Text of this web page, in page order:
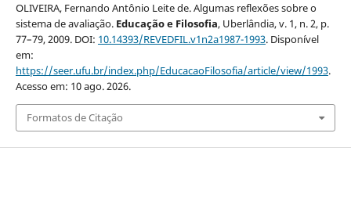
OLIVEIRA, Fernando Antônio Leite de. Algumas reflexões sobre o
sistema de avaliação. Educação e Filosofia, Uberlândia, v. 1, n. 2, p.
77–79, 2009. DOI: 10.14393/REVEDFIL.v1n2a1987-1993. Disponível
em:
https://seer.ufu.br/index.php/EducacaoFilosofia/article/view/1993.
Acesso em: 10 ago. 2026.
Formatos de Citação